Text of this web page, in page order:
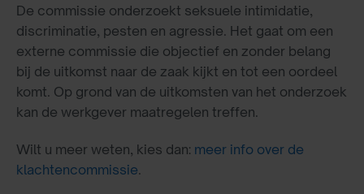
De commissie onderzoekt seksuele intimidatie,
discriminatie, pesten en agressie. Het gaat om een
externe commissie die objectief en zonder belang
bij de uitkomst naar de zaak kijkt en tot een oordeel
komt. Op grond van de uitkomsten van het onderzoek
kan de werkgever maatregelen treffen.
Wilt u meer weten, kies dan: meer info over de
klachtencommissie.